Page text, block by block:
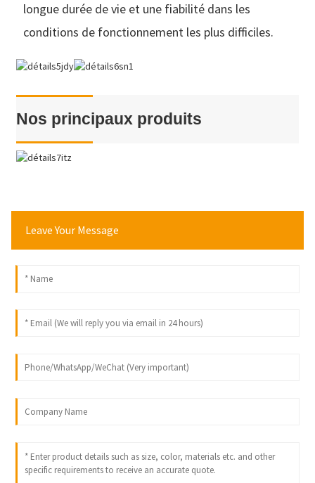
longue durée de vie et une fiabilité dans les
conditions de fonctionnement les plus difficiles.
Nos principaux produits
Leave Your Message